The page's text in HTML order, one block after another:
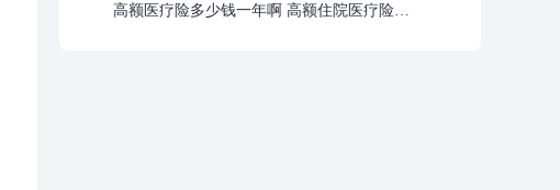
高额医疗险多少钱一年啊 高额住院医疗险怎么报销